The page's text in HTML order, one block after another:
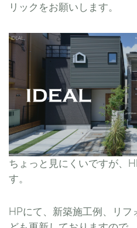
リックをお願いします。
ちょっと見にくいですが、
す。
HPにて、新築施工例、リ